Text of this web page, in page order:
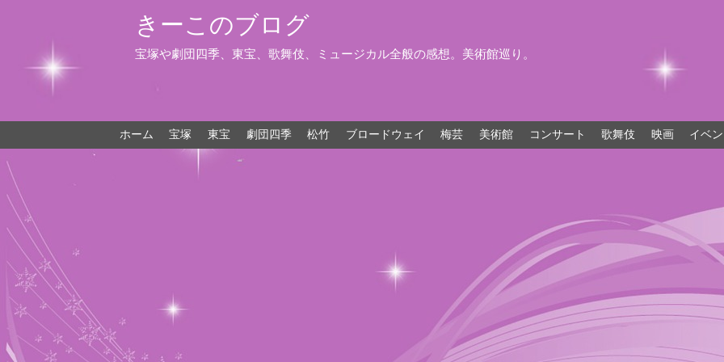
きーこのブログ
宝塚や劇団四季、東宝、歌舞伎、ミュージカル全般の感想。美術館巡り。
ホーム 宝塚 東宝 劇団四季 松竹 ブロードウェイ 梅芸 美術館 コンサート 歌舞伎 映画 イベ